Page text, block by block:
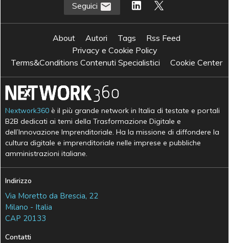
Seguici
About Autori Tags
Rss Feed
Privacy e Cookie Policy
Terms&Conditions Contenuti Specialistici
Cookie Center
Nextwork360 è il più grande network in Italia di testate e portali
B2B dedicati ai temi della Trasformazione Digitale e
dell’Innovazione Imprenditoriale. Ha la missione di diffondere la
cultura digitale e imprenditoriale nelle imprese e pubbliche
amministrazioni italiane.
Indirizzo
Via Moretto da Brescia, 22
Milano - Italia
CAP 20133
Contatti